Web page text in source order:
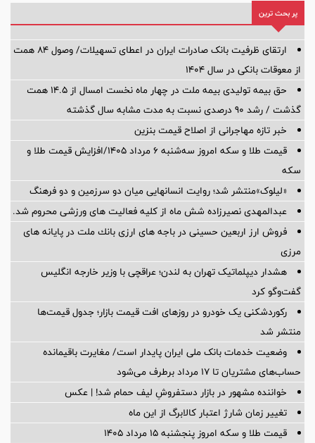
پر بحث ترین
ارتقای ظرفیت بانک صادرات ایران در اعطای تسهیلات/ وصول ۸۴ همت
از معوقات بانکی در سال ۱۴۰۴
حق بیمه تولیدی بیمه ملت در چهار ماه نخست امسال از 14.5 همت
گذشت / رشد 90 درصدی نسبت به مدت مشابه سال گذشته
خبر تازه مهاجرانی از اصلاح قیمت بنزین
قیمت طلا و سکه امروز سه‌شنبه ۶ مرداد ۱۴۰۵/افزایش قیمت طلا و
سکه
«لیلوک»منتشر شد؛ روایت انسانهایی میان دو سرزمین و دو فرهنگ
عبدالمهدی نصیرزاده شش ماه از کلیه فعالیت های ورزشی محروم شد.
فروش ارز اربعین حسینی در باجه های ارزی بانك ملت در پایانه های
مرزی
هشدار دیپلماتیک تهران به لندن؛ عراقچی با وزیر خارجه انگلیس
گفت‌وگو کرد
رکوردشکنی یک خودرو در روزهای افت قیمت بازار؛ جدول قیمت‌ها
منتشر شد
وضعیت خدمات بانک ملی ایران پایدار است/ مغایرت‌ باقیمانده
حساب‌های مشتریان تا ۱۷ مرداد برطرف می‌شود
خواننده مشهور در بازار دستفروشِ لیف حمام شد! | عکس
تغییر زمان شارژ اعتبار کالابرگ از این ماه
قیمت طلا و سکه امروز پنجشنبه ۱۵ مرداد ۱۴۰۵